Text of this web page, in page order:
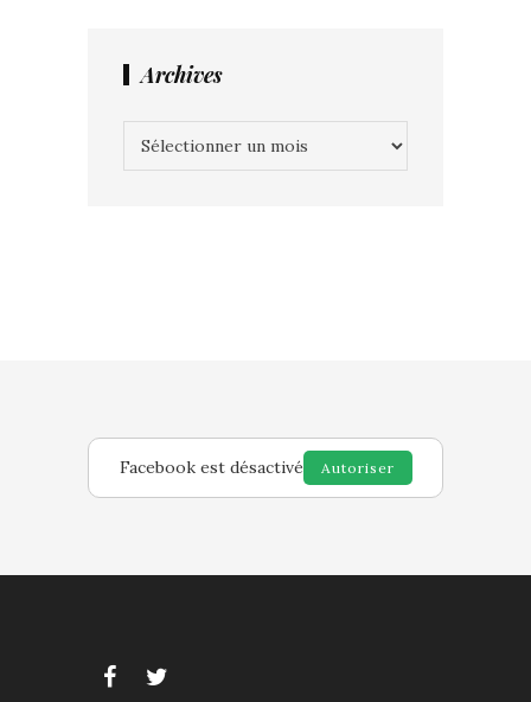
Archives
Facebook est désactivé Autoriser